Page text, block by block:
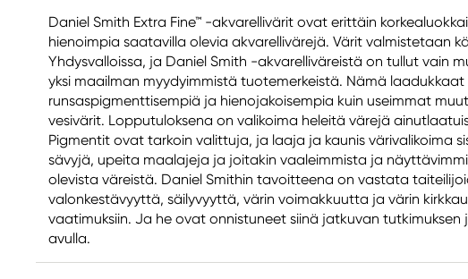
Daniel Smith Extra Fine™ -akvarellivärit ovat erittäin
hienoimpia saatavilla olevia akvarellivärejä. Värit valmistetaan
Yhdysvalloissa, ja Daniel Smith -akvarelliväreistä on tullut vain
yksi maailman myydyimmistä tuotemerkeistä. Nämä
runsaspigmenttisempiä ja hienojakoisempia kuin useimmat
vesivärit. Lopputuloksena on valikoima heleitä värejä
Pigmentit ovat tarkoin valittuja, ja laaja ja kaunis värivalikoima
sävyjä, upeita maalajeja ja joitakin vaaleimmista ja
olevista väreistä. Daniel Smithin tavoitteena on vastata
valonkestävyyttä, säilyvyyttä, värin voimakkuutta ja värin
vaatimuksiin. Ja he ovat onnistuneet siinä jatkuvan tutkimuksen
avulla.